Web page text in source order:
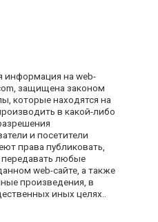
информация на web-
защищена законом
которые находятся на
в какой-либо
и посетители
права публиковать,
передавать любые
web-сайте, а также
произведения, в
иных целях..